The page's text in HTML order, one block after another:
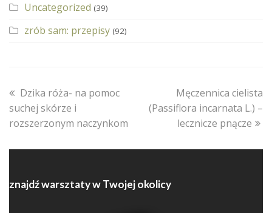
Uncategorized (39)
zrób sam: przepisy (92)
previous
post:
Dzika róża- na pomoc
suchej skórze i
rozszerzonym naczynkom
next
post:
Męczennica cielista
(Passiflora incarnata L.) –
lecznicze pnącze
znajdź warsztaty w Twojej okolicy